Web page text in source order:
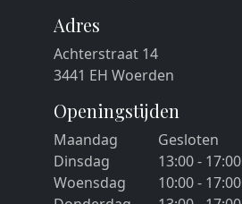
Adres
Achterstraat 14
3441 EH Woerden
Openingstijden
Maandag
Gesloten
Dinsdag
13:00 - 17:00
Woensdag
10:00 - 17:00